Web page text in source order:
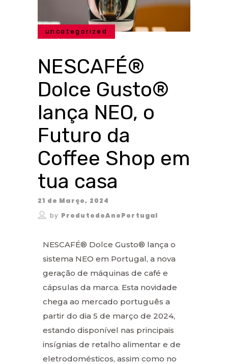
uncategorized
NESCAFÉ®
Dolce Gusto®
lança NEO, o
Futuro da
Coffee Shop em
tua casa
21 de Março, 2024
by ProdutodoAnoPortugal
NESCAFÉ® Dolce Gusto® lança o
sistema NEO em Portugal, a nova
geração de máquinas de café e
cápsulas da marca. Esta novidade
chega ao mercado português a
partir do dia 5 de março de 2024,
estando disponível nas principais
insígnias de retalho alimentar e de
eletrodomésticos, assim como no